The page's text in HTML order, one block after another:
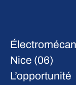
Nice (06)
L’opportunité